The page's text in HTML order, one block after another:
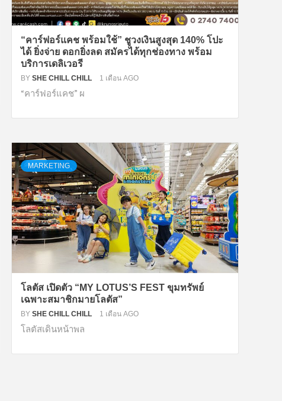
“คาร์ฟอร์แคช พร้อมใช้” ชูวงเงินสูงสุด 140% โปะ
ได้ ยิ่งจ่าย ดอกยิ่งลด สมัครได้ทุกช่องทาง พร้อม
บริการเดลิเวอรี
BY SHE CHILL CHILL 1 เดือน AGO
“คาร์ฟอร์แคช” ผ
MARKETING
โลตัส เปิดตัว “MY LOTUS’S FEST ขุมทรัพย์
เฉพาะสมาชิกมายโลตัส”
BY SHE CHILL CHILL 1 เดือน AGO
โลตัสเดินหน้าพล